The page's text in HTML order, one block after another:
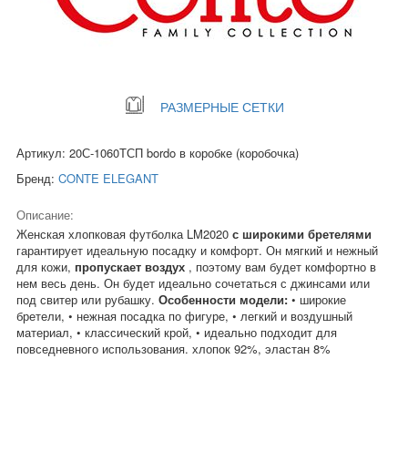
РАЗМЕРНЫЕ СЕТКИ
Артикул: 20С-1060ТСП bordo в коробке (коробочка)
Бренд: CONTE ELEGANT
Описание:
Женская хлопковая футболка LM2020 с широкими бретелями
гарантирует идеальную посадку и комфорт. Он мягкий и нежный
для кожи, пропускает воздух , поэтому вам будет комфортно в
нем весь день. Он будет идеально сочетаться с джинсами или
под свитер или рубашку. Особенности модели: • широкие
бретели, • нежная посадка по фигуре, • легкий и воздушный
материал, • классический крой, • идеально подходит для
повседневного использования. хлопок 92%, эластан 8%